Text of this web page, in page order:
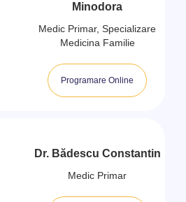
Minodora
Medic Primar, Specializare
Medicina Familie
Programare Online
Dr. Bădescu Constantin
Medic Primar